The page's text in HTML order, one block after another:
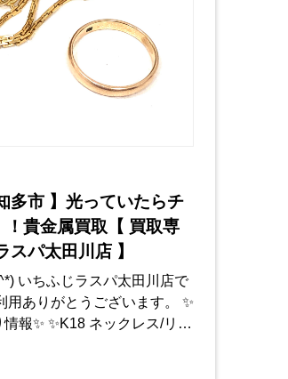
多市 】光っていたらチ
！貴金属買取【 買取専
スパ太田川店 】
いちふじラスパ太田川店で
用ありがとうございます。 ✨
報✨ ✨K18 ネックレス/リン